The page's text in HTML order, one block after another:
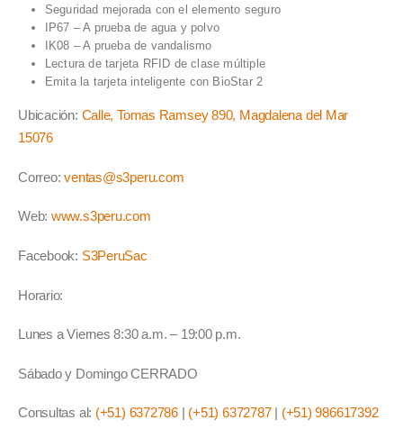
Seguridad mejorada con el elemento seguro
IP67 – A prueba de agua y polvo
IK08 – A prueba de vandalismo
Lectura de tarjeta RFID de clase múltiple
Emita la tarjeta inteligente con BioStar 2
Ubicación: Calle, Tomas Ramsey 890, Magdalena del Mar
15076
Correo:ventas@s3peru.com
Web: www.s3peru.com
Facebook: S3PeruSac
Horario:
Lunes a Viernes 8:30 a.m. – 19:00 p.m.
Sábado y Domingo CERRADO
Consultas al: (+51) 6372786 (+51) 6372787| (+51) 986617392